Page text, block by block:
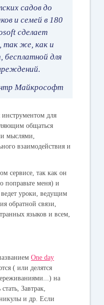
садов до
и семей в 180
сделает
так же, как и
бесплатной для
Майкрософт
инструментом для
общаться
мыслями,
взаимодействия и
сервисе, так как он
поправьте меня) и
уроки, ведущим
обратной связи,
языков и всем,
One day
( или делятся
на
Завтрак,
и др. Если